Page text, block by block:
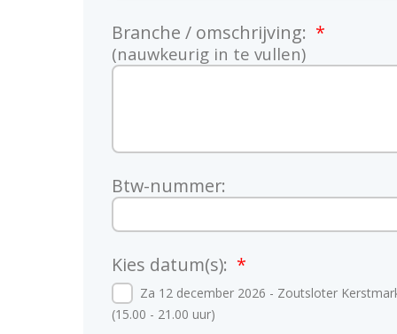
Branche / omschrijving:
(nauwkeurig in te vullen)
Btw-nummer:
Kies datum(s):
Za 12 december 2026 - Zoutsloter
(15.00 - 21.00 uur)